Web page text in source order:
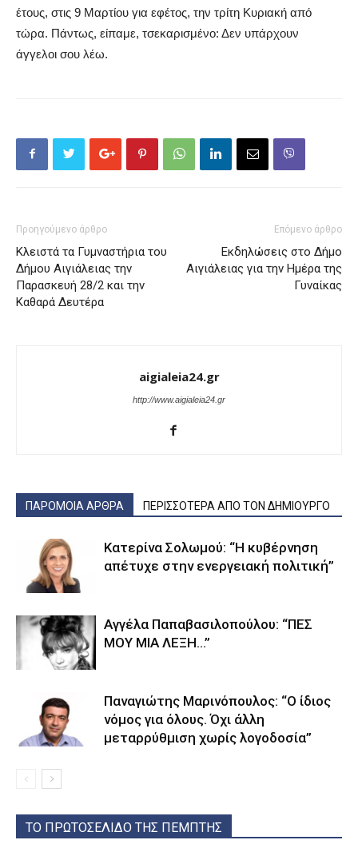
έτους, στις 9 Μαρτίου για εφέτος, την τρίτη Κυριακή από
τώρα. Πάντως, είπαμε, τσεκαρισμένο: Δεν υπάρχουν
άγγελοι σου λέω.
Προηγούμενο άρθρο
Κλειστά τα Γυμναστήρια του
Δήμου Aιγιάλειας την
Παρασκευή 28/2 και την
Καθαρά Δευτέρα
Επόμενο άρθρο
Εκδηλώσεις στο Δήμο
Αιγιάλειας για την Ημέρα της
Γυναίκας
aigialeia24.gr
http://www.aigialeia24.gr
ΠΑΡΟΜΟΙΑ ΑΡΘΡΑ ΠΕΡΙΣΣΟΤΕΡΑ ΑΠΟ ΤΟΝ ΔΗΜΙΟΥΡΓΟ
Κατερίνα Σολωμού: “Η κυβέρνηση
απέτυχε στην ενεργειακή πολιτική”
Αγγέλα Παπαβασιλοπούλου: “ΠΕΣ
ΜΟΥ ΜΙΑ ΛΕΞΗ…”
Παναγιώτης Μαρινόπουλος: “Ο ίδιος
νόμος για όλους. Όχι άλλη
μεταρρύθμιση χωρίς λογοδοσία”
ΤΟ ΠΡΩΤΟΣΕΛΙΔΟ ΤΗΣ ΠΕΜΠΤΗΣ